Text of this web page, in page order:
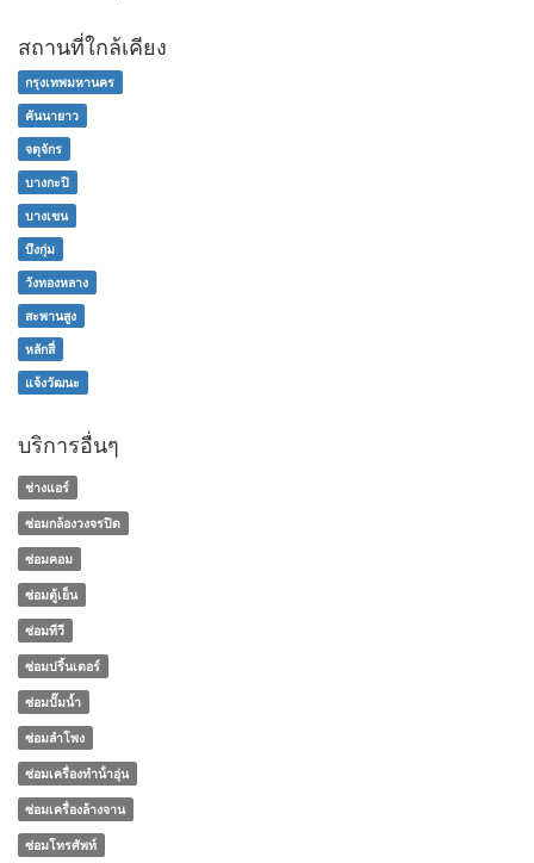
สถานที่ใกล้เคียง
กรุงเทพมหานคร
คันนายาว
จตุจักร
บางกะปิ
บางเขน
บึงกุ่ม
วังทองหลาง
สะพานสูง
หลักสี่
แจ้งวัฒนะ
บริการอื่นๆ
ช่างแอร์
ซ่อมกล้องวงจรปิด
ซ่อมคอม
ซ่อมตู้เย็น
ซ่อมทีวี
ซ่อมปริ้นเตอร์
ซ่อมปั๊มน้ำ
ซ่อมลำโพง
ซ่อมเครื่องทําน้ําอุ่น
ซ่อมเครื่องล้างจาน
ซ่อมโทรศัพท์